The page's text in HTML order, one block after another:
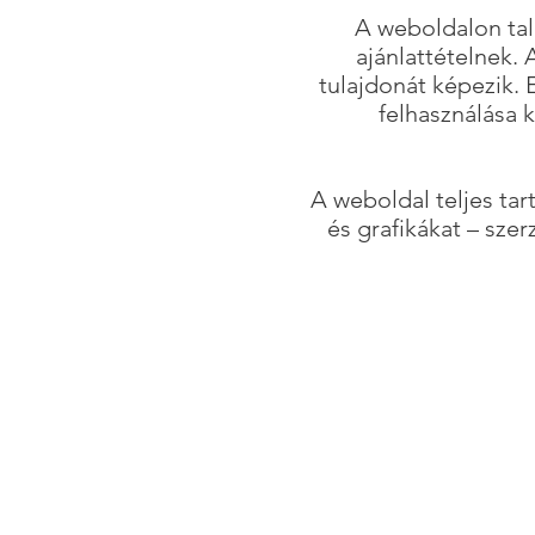
A weboldalon
ajánlattételnek.
tulajdonát képezik.
felhasználása
A weboldal teljes
és grafikákat –